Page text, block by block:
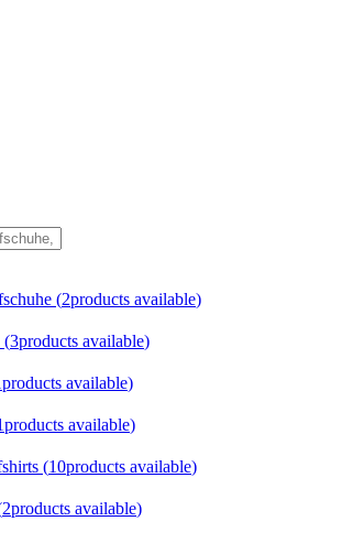
(2products available)
(3products available)
products available)
products available)
(10products available)
2products available)